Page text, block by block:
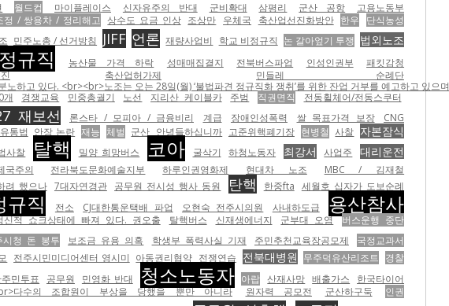
월드컵 마이플레이스 신자유주의 반대 군비확대 삼평리 군산 공항
고용노동부
정 / 쌍용차 / 정리해고 상수도 요금 인상 조상만 우체국 축산업선진화방안 한우 단식농성
민주노총 / 선거방침 JIFF 언론 재량사업비 학교 비정규직 논 갈아엎기 투쟁 법외노조
규직 농산물 가격 하락 성매매집결지 전북버스파업 인성인권부
패킷감청
축산업허가제
민들레 순례단
하고 있다. <br><br>노조는 오는 28일(월) ‘불법파견 정규직화 쟁취’를 위한 잔업 거부를 예고하고 있으며
개 경쟁교육 민중총궐기 노선 지리산 케이블카 주범 직권면직
전동휠체어/전동스쿠터
재보선 론스타 / 모피아 / 금융비리 계급 장애인성폭력 쌀 목표가격 보장
CNG
유통법 안장 논란 재능 체벌 군산 안녕들하십니까 고준위핵폐기장 현병철 사찰 자본잠식
사찰 탈핵 밀양 희망버스 코아 굴삭기 하청노동자 최강서 사업주 대리운전
국주의 전라북도문화예술지부 하루인권영화제 현대차 노조
MBC / 김재철
려 했으나 7대자연경관 공무원 전시성 행사 동원 탄핵 한중fta 세월호 십자가 도보순례
규직 전소 CJ대한통운택배 파업 오현숙 전주시의원 사내하도급 용산참사
적 쇼크상태에 빠져 있다. 권오출 탈핵버스 신재생에너지 군부대 오염 버스운행 중단
시청 돈 봉투 보조금 유용 의혹 학생부 폭력사실 기재 주민추천교육장공모제 국정교과서
전주시민미디어센터 영시미 아동권리협약 전쟁연습 전북대병원 무주덕유산리조트 경찰
민투표 공무원 민영화 반대 청소노동자 아랍 산재사망 배출가스
한국타이어
다수의 조합원이 부상을 당했을 뿐만 아니라 원자력 공모전 군산하구둑 인권